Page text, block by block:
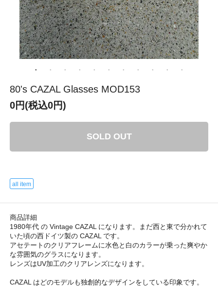
80's CAZAL Glasses MOD153
0円(税込0円)
SOLD OUT
all item
商品詳細
1980年代 の Vintage CAZAL になります。まだ西と東で分かれて
いた頃の西ドイツ製の CAZAL です。
アセテートのクリアフレームに水色と白のカラーが乗った爽やか
な雰囲気のグラスになります。
レンズはUV加工のクリアレンズになります。
CAZAL はどのモデルも独創的なデザインをしている印象です。